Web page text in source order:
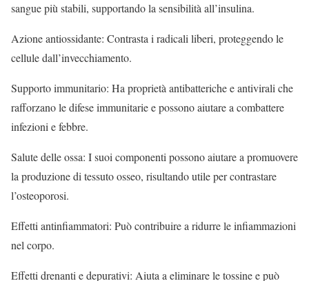
sangue più stabili, supportando la sensibilità all’insulina.
Azione antiossidante: Contrasta i radicali liberi, proteggendo le
cellule dall’invecchiamento.
Supporto immunitario: Ha proprietà antibatteriche e antivirali che
rafforzano le difese immunitarie e possono aiutare a combattere
infezioni e febbre.
Salute delle ossa: I suoi componenti possono aiutare a promuovere
la produzione di tessuto osseo, risultando utile per contrastare
l’osteoporosi.
Effetti antinfiammatori: Può contribuire a ridurre le infiammazioni
nel corpo.
Effetti drenanti e depurativi: Aiuta a eliminare le tossine e può